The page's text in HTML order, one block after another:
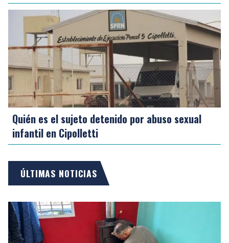
Quién es el sujeto detenido por abuso sexual
infantil en Cipolletti
ÚLTIMAS NOTICIAS